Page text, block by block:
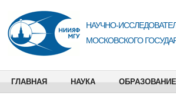
НАУЧНО-
МОСКОВСКОГО
ГЛАВНАЯ НАУКА ОБРАЗОВАНИЕ